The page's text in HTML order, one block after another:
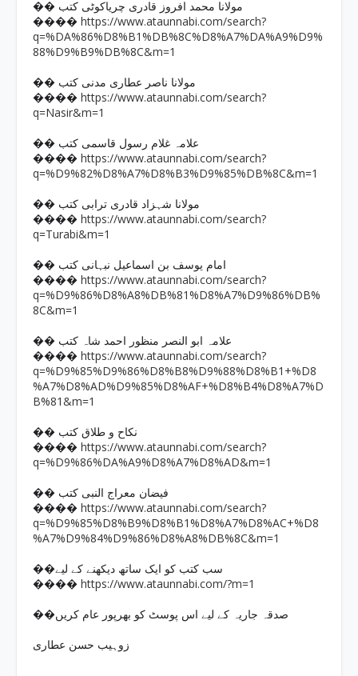
�� مولانا محمد افروز قادری چریاکوٹی کتب
���� https://www.ataunnabi.com/search?
q=%DA%86%D8%B1%DB%8C%D8%A7%DA%A9%D9%
88%D9%B9%DB%8C&m=1
�� مولانا ناصر عطاری مدنی کتب
���� https://www.ataunnabi.com/search?
q=Nasir&m=1
�� علامہ غلام رسول قاسمی کتب
���� https://www.ataunnabi.com/search?
q=%D9%82%D8%A7%D8%B3%D9%85%DB%8C&m=1
�� مولانا شہزاد قادری ترابی کتب
���� https://www.ataunnabi.com/search?
q=Turabi&m=1
�� امام یوسف بن اسماعیل نبہانی کتب
���� https://www.ataunnabi.com/search?
q=%D9%86%D8%A8%DB%81%D8%A7%D9%86%DB%
8C&m=1
�� علامہ ابو النصر منظور احمد شاہ کتب
���� https://www.ataunnabi.com/search?
q=%D9%85%D9%86%D8%B8%D9%88%D8%B1+%D8
%A7%D8%AD%D9%85%D8%AF+%D8%B4%D8%A7%D
B%81&m=1
�� نکاح و طلاق کتب
���� https://www.ataunnabi.com/search?
q=%D9%86%DA%A9%D8%A7%D8%AD&m=1
�� فیضان معراج النبی کتب
���� https://www.ataunnabi.com/search?
q=%D9%85%D8%B9%D8%B1%D8%A7%D8%AC+%D8
%A7%D9%84%D9%86%D8%A8%DB%8C&m=1
��سب کتب کو ایک ساتھ دیکھنے کے لیے
���� https://www.ataunnabi.com/?m=1
��صدقہ جاریہ کے لیے اس پوسٹ کو بھرپور عام کریں
زوہیب حسن عطاری